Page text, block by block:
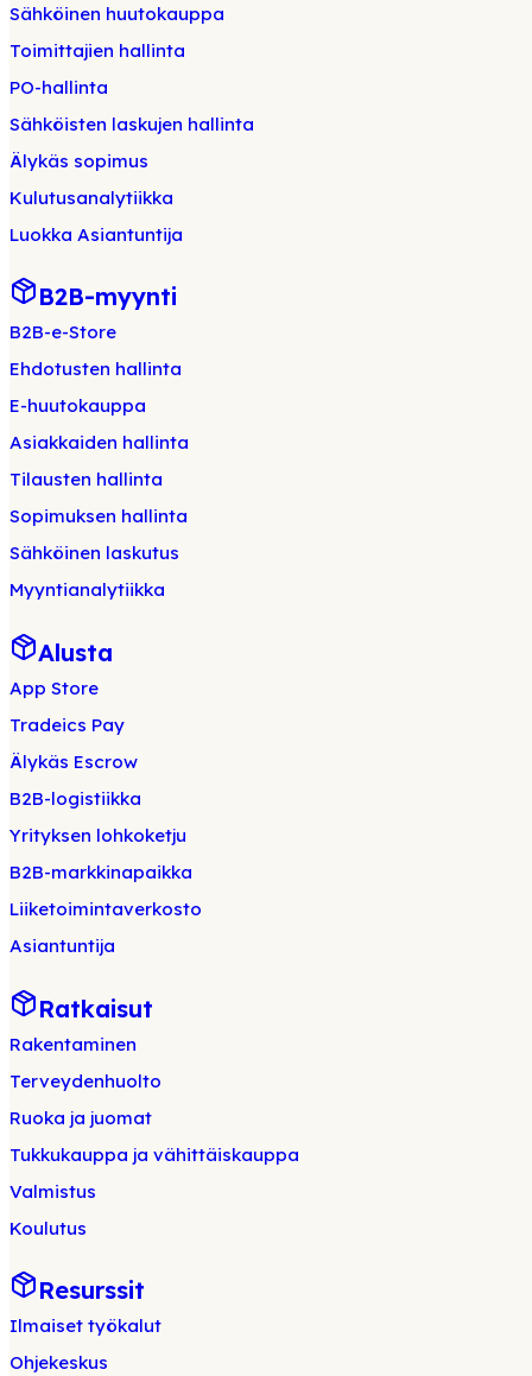
Sähköinen huutokauppa
Toimittajien hallinta
PO-hallinta
Sähköisten laskujen hallinta
Älykäs sopimus
Kulutusanalytiikka
Luokka Asiantuntija
B2B-myynti
B2B-e-Store
Ehdotusten hallinta
E-huutokauppa
Asiakkaiden hallinta
Tilausten hallinta
Sopimuksen hallinta
Sähköinen laskutus
Myyntianalytiikka
Alusta
App Store
Tradeics Pay
Älykäs Escrow
B2B-logistiikka
Yrityksen lohkoketju
B2B-markkinapaikka
Liiketoimintaverkosto
Asiantuntija
Ratkaisut
Rakentaminen
Terveydenhuolto
Ruoka ja juomat
Tukkukauppa ja vähittäiskauppa
Valmistus
Koulutus
Resurssit
Ilmaiset työkalut
Ohjekeskus